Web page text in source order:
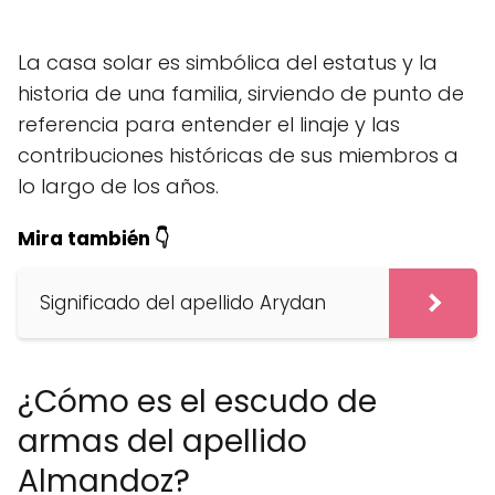
La casa solar es simbólica del estatus y la
historia de una familia, sirviendo de punto de
referencia para entender el linaje y las
contribuciones históricas de sus miembros a
lo largo de los años.
Mira también 👇
Significado del apellido Arydan
¿Cómo es el escudo de
armas del apellido
Almandoz?